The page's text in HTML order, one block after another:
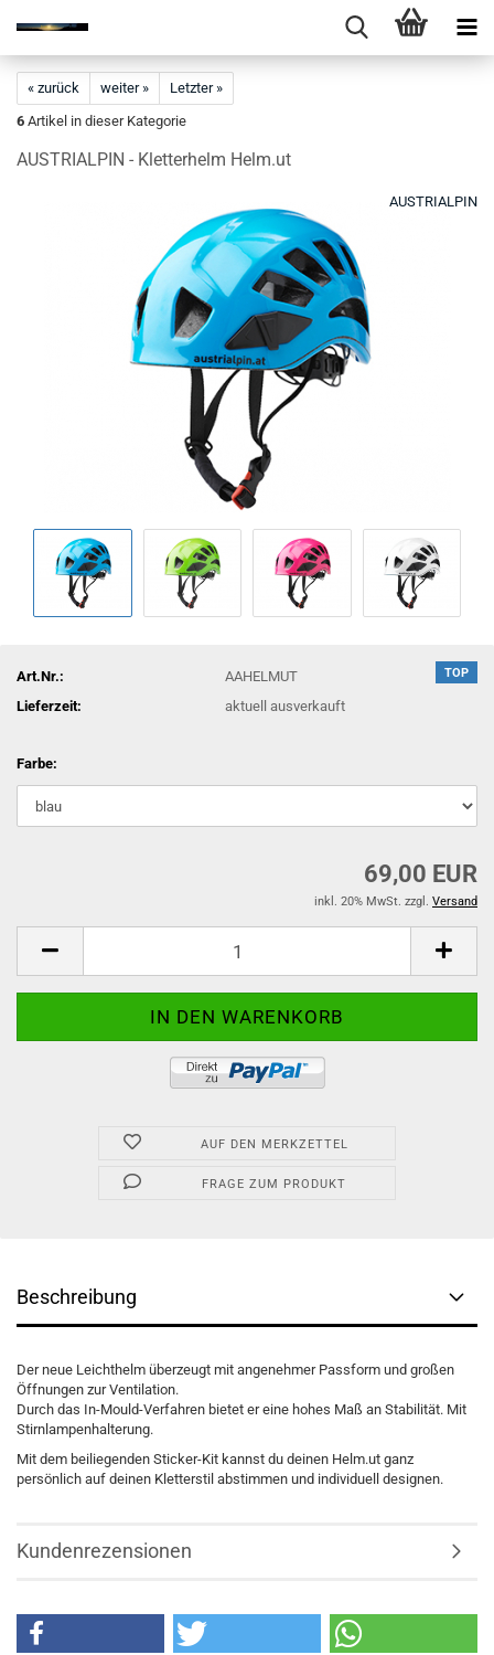
« zurück weiter »
Letzter »
6 Artikel in dieser Kategorie
AUSTRIALPIN - Kletterhelm Helm.ut
AUSTRIALPIN
TOP
Art.Nr.:
AAHELMUT
Lieferzeit:
aktuell ausverkauft
Farbe:
69,00 EUR
inkl. 20% MwSt. zzgl. Versand
AUF DEN MERKZETTEL
FRAGE ZUM PRODUKT
Beschreibung
Der neue Leichthelm überzeugt mit angenehmer Passform und großen
Öffnungen zur Ventilation.
Durch das In-Mould-Verfahren bietet er eine hohes Maß an Stabilität. Mit
Stirnlampenhalterung.
Mit dem beiliegenden Sticker-Kit kannst du deinen Helm.ut ganz
persönlich auf deinen Kletterstil abstimmen und individuell designen.
Kundenrezensionen